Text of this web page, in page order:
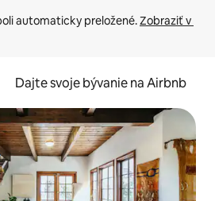
automaticky preložené. Zobraziť v
Dajte svoje bývanie na Airbnb